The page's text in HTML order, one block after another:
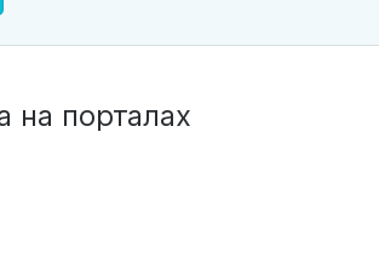
на порталах